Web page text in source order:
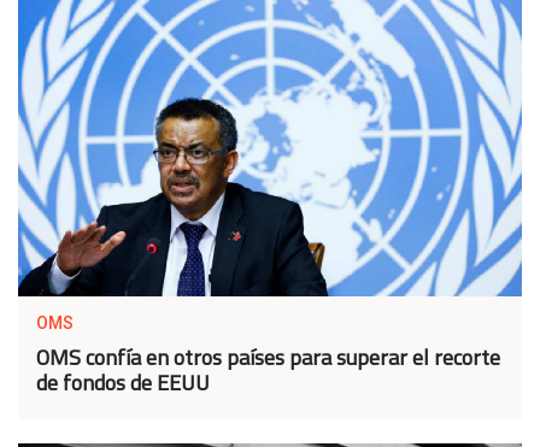
OMS
OMS confía en otros países para superar el recorte
de fondos de EEUU